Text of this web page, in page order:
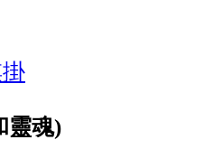
靈魂)